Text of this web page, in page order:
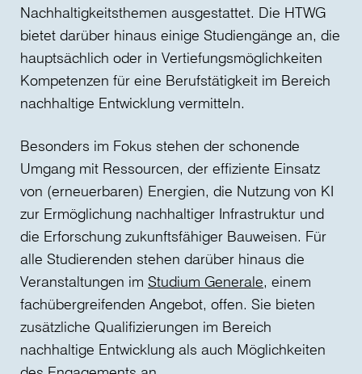
Nachhaltigkeitsthemen ausgestattet. Die HTWG
bietet darüber hinaus einige Studiengänge an, die
hauptsächlich oder in Vertiefungsmöglichkeiten
Kompetenzen für eine Berufstätigkeit im Bereich
nachhaltige Entwicklung vermitteln.
Besonders im Fokus stehen der schonende
Umgang mit Ressourcen, der effiziente Einsatz
von (erneuerbaren) Energien, die Nutzung von KI
zur Ermöglichung nachhaltiger Infrastruktur und
die Erforschung zukunftsfähiger Bauweisen. Für
alle Studierenden stehen darüber hinaus die
Veranstaltungen im Studium Generale, einem
fachübergreifenden Angebot, offen. Sie bieten
zusätzliche Qualifizierungen im Bereich
nachhaltige Entwicklung als auch Möglichkeiten